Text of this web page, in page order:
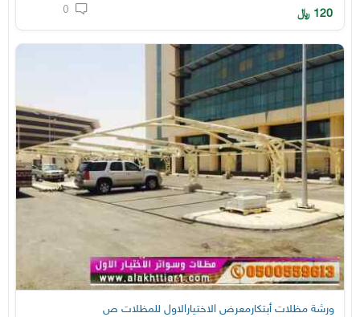
120 ﷼
ورشة مظلات أبتكارمعرض الاختيارالاول للمظلات ص